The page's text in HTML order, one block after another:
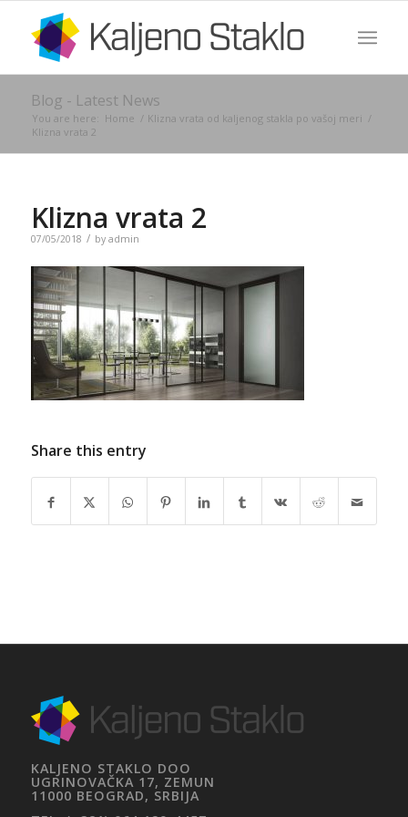
Blog - Latest News
You are here: Home / Klizna vrata od kaljenog stakla po vašoj meri /
Klizna vrata 2
Klizna vrata 2
07/05/2018 / by admin
Share this entry
KALJENO STAKLO DOO
UGRINOVAČKA 17, ZEMUN
11000 BEOGRAD, SRBIJA